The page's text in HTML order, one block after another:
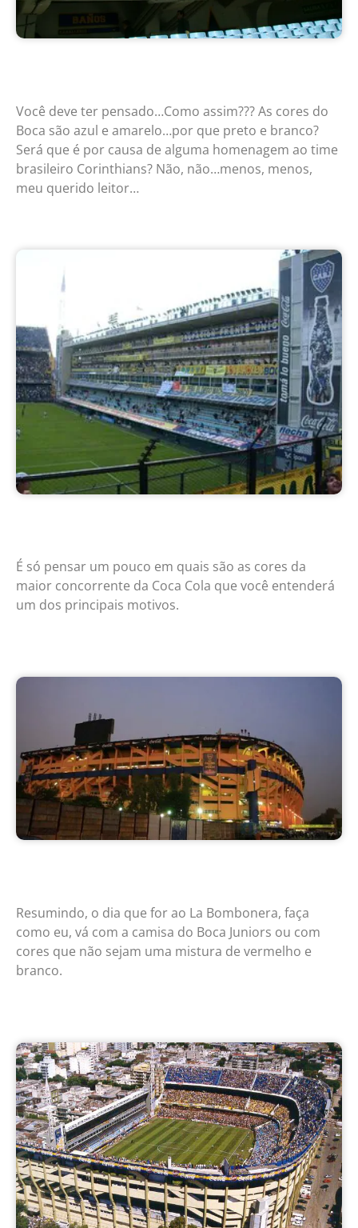
Você deve ter pensado…Como assim??? As cores do
Boca são azul e amarelo…por que preto e branco?
Será que é por causa de alguma homenagem ao time
brasileiro Corinthians? Não, não…menos, menos,
meu querido leitor…
É só pensar um pouco em quais são as cores da
maior concorrente da Coca Cola que você entenderá
um dos principais motivos.
Resumindo, o dia que for ao La Bombonera, faça
como eu, vá com a camisa do Boca Juniors ou com
cores que não sejam uma mistura de vermelho e
branco.